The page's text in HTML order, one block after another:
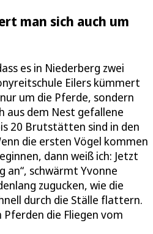
man sich auch um
es in Niederberg zwei
Eilers kümmert
um die Pferde, sondern
aus dem Nest gefallene
20 Brutstätten sind in den
die ersten Vögel kommen
dann weiß ich: Jetzt
an“, schwärmt Yvonne
zugucken, wie die
durch die Ställe flattern.
die Fliegen vom